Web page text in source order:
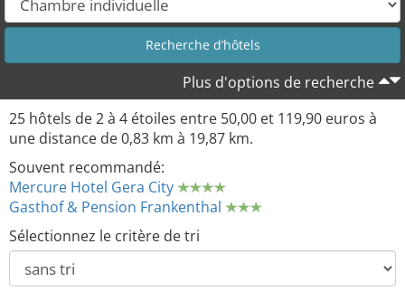
Plus d'options de recherche
25 hôtels de 2 à 4 étoiles entre 50,00 et 119,90 euros à
une distance de 0,83 km à 19,87 km.
Souvent recommandé:
Mercure Hotel Gera City
Gasthof & Pension Frankenthal
Sélectionnez le critère de tri